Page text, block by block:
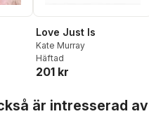
Love Just Is
Kate Murray
Häftad
201 kr
är intresserad av